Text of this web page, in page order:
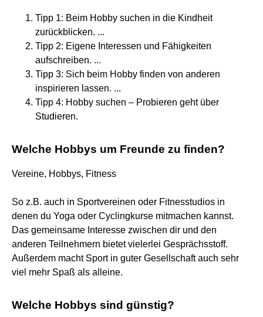
Tipp 1: Beim Hobby suchen in die Kindheit
zurückblicken. ...
Tipp 2: Eigene Interessen und Fähigkeiten
aufschreiben. ...
Tipp 3: Sich beim Hobby finden von anderen
inspirieren lassen. ...
Tipp 4: Hobby suchen – Probieren geht über
Studieren.
Welche Hobbys um Freunde zu finden?
Vereine, Hobbys, Fitness
So z.B. auch in Sportvereinen oder Fitnesstudios in
denen du Yoga oder Cyclingkurse mitmachen kannst.
Das gemeinsame Interesse zwischen dir und den
anderen Teilnehmern bietet vielerlei Gesprächsstoff.
Außerdem macht Sport in guter Gesellschaft auch sehr
viel mehr Spaß als alleine.
Welche Hobbys sind günstig?